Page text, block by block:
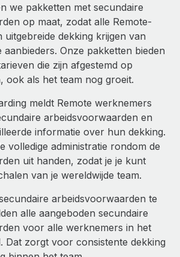
HR- en juridische experts
screeningsproces van
IT-middelen
entiteiten op
moeiteloos over
Binnenkort beschikbaar
advies over AI-automatiseringen
en talent
we pakketten met secundaire
op maat, zodat alle Remote-
uitgebreide dekking krijgen van
aanbieders. Onze pakketten bieden
die zijn afgestemd op
ook als het team nog groeit.
meldt Remote werknemers
arbeidsvoorwaarden en
informatie over hun dekking.
volledige administratie rondom de
uit handen, zodat je je kunt
van je wereldwijde team.
arbeidsvoorwaarden te
alle aangeboden secundaire
voor alle werknemers in het
Dat zorgt voor consistente dekking